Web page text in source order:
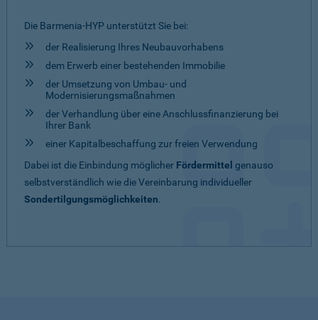
Die Barmenia-HYP unterstützt Sie bei:
der Realisierung Ihres Neubauvorhabens
dem Erwerb einer bestehenden Immobilie
der Umsetzung von Umbau- und
Modernisierungsmaßnahmen
der Verhandlung über eine Anschlussfinanzierung bei
Ihrer Bank
einer Kapitalbeschaffung zur freien Verwendung
Dabei ist die Einbindung möglicher Fördermittel genauso
selbstverständlich wie die Vereinbarung individueller
Sondertilgungsmöglichkeiten.